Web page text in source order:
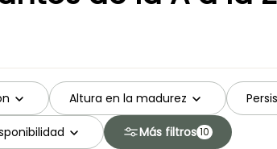
Altura en la madurez
Más filtros 10